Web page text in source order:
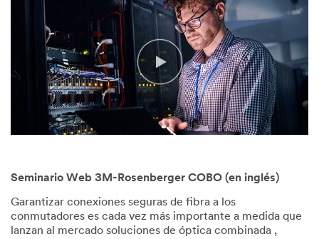
Seminario Web 3M-Rosenberger COBO (en inglés)
Garantizar conexiones seguras de fibra a los
conmutadores es cada vez más importante a medida que
lanzan al mercado soluciones de óptica combinada ,